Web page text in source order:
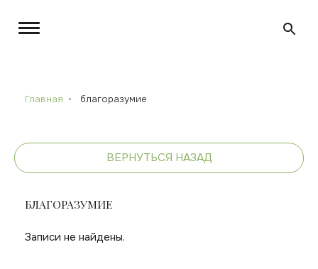
Главная благоразумие
ВЕРНУТЬСЯ НАЗАД
БЛАГОРАЗУМИЕ
Записи не найдены.